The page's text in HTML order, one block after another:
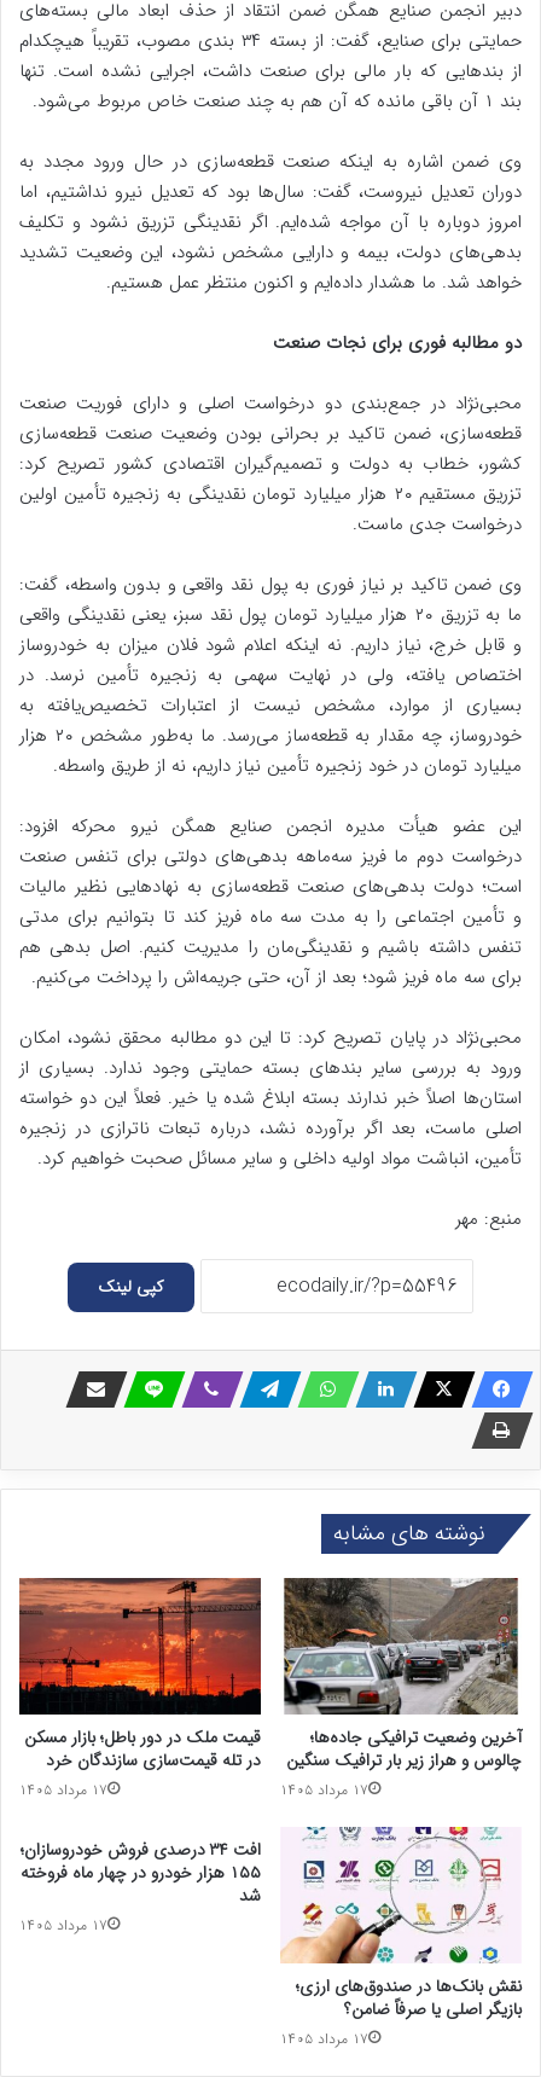
دبیر انجمن صنایع همگن ضمن انتقاد از حذف ابعاد مالی بسته‌های
حمایتی برای صنایع، گفت: از بسته ۳۴ بندی مصوب، تقریباً هیچکدام
از بندهایی که بار مالی برای صنعت داشت، اجرایی نشده است. تنها
بند ١ آن باقی مانده که آن هم به چند صنعت خاص مربوط می‌شود.
وی ضمن اشاره به اینکه صنعت قطعه‌سازی در حال ورود مجدد به
دوران تعدیل نیروست، گفت: سال‌ها بود که تعدیل نیرو نداشتیم، اما
امروز دوباره با آن مواجه شده‌ایم. اگر نقدینگی تزریق نشود و تکلیف
بدهی‌های دولت، بیمه و دارایی مشخص نشود، این وضعیت تشدید
خواهد شد. ما هشدار داده‌ایم و اکنون منتظر عمل هستیم.
دو مطالبه فوری برای نجات صنعت
محبی‌نژاد در جمع‌بندی دو درخواست اصلی و دارای فوریت صنعت
قطعه‌سازی، ضمن تاکید بر بحرانی بودن وضعیت صنعت قطعه‌سازی
کشور، خطاب به دولت و تصمیم‌گیران اقتصادی کشور تصریح کرد:
تزریق مستقیم ۲۰ هزار میلیارد تومان نقدینگی به زنجیره تأمین اولین
درخواست جدی ماست.
وی ضمن تاکید بر نیاز فوری به پول نقد واقعی و بدون واسطه، گفت:
ما به تزریق ۲۰ هزار میلیارد تومان پول نقد سبز، یعنی نقدینگی واقعی
و قابل خرج، نیاز داریم. نه اینکه اعلام شود فلان میزان به خودروساز
اختصاص یافته، ولی در نهایت سهمی به زنجیره تأمین نرسد. در
بسیاری از موارد، مشخص نیست از اعتبارات تخصیص‌یافته به
خودروساز، چه مقدار به قطعه‌ساز می‌رسد. ما به‌طور مشخص ۲۰ هزار
میلیارد تومان در خود زنجیره تأمین نیاز داریم، نه از طریق واسطه.
این عضو هیأت مدیره انجمن صنایع همگن نیرو محرکه افزود:
درخواست دوم ما فریز سه‌ماهه بدهی‌های دولتی برای تنفس صنعت
است؛ دولت بدهی‌های صنعت قطعه‌سازی به نهادهایی نظیر مالیات
و تأمین اجتماعی را به مدت سه ماه فریز کند تا بتوانیم برای مدتی
تنفس داشته باشیم و نقدینگی‌مان را مدیریت کنیم. اصل بدهی هم
برای سه ماه فریز شود؛ بعد از آن، حتی جریمه‌اش را پرداخت می‌کنیم.
محبی‌نژاد در پایان تصریح کرد: تا این دو مطالبه محقق نشود، امکان
ورود به بررسی سایر بندهای بسته حمایتی وجود ندارد. بسیاری از
استان‌ها اصلاً خبر ندارند بسته ابلاغ شده یا خیر. فعلاً این دو خواسته
اصلی ماست، بعد اگر برآورده نشد، درباره تبعات ناترازی در زنجیره
تأمین، انباشت مواد اولیه داخلی و سایر مسائل صحبت خواهیم کرد.
منبع: مهر
کپی لینک
نوشته های مشابه
قیمت ملک در دور باطل؛ بازار مسکن
در تله قیمت‌سازی سازندگان خرد
۱۷ مرداد ۱۴۰۵
آخرین وضعیت ترافیکی جاده‌ها؛
چالوس و هراز زیر بار ترافیک سنگین
۱۷ مرداد ۱۴۰۵
افت ۳۴ درصدی فروش خودروسازان؛
۱۵۵ هزار خودرو در چهار ماه فروخته
شد
۱۷ مرداد ۱۴۰۵
نقش بانک‌ها در صندوق‌های ارزی؛
بازیگر اصلی یا صرفاً ضامن؟
۱۷ مرداد ۱۴۰۵